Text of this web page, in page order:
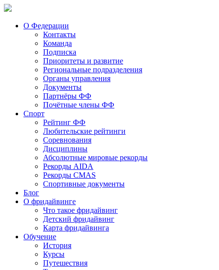
О Федерации
Контакты
Команда
Подписка
Приоритеты и развитие
Региональные подразделения
Органы управления
Документы
Партнёры ФФ
Почётные члены ФФ
Спорт
Рейтинг ФФ
Любительские рейтинги
Соревнования
Дисциплины
Абсолютные мировые рекорды
Рекорды AIDA
Рекорды CMAS
Спортивные документы
Блог
О фридайвинге
Что такое фридайвинг
Детский фридайвинг
Карта фридайвинга
Обучение
История
Курсы
Путешествия